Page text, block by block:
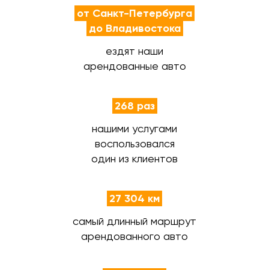
от Санкт-Петербурга
до Владивостока
ездят наши
арендованные авто
268 раз
нашими услугами
воспользовался
один из клиентов
27 304 км
самый длинный маршрут
арендованного авто